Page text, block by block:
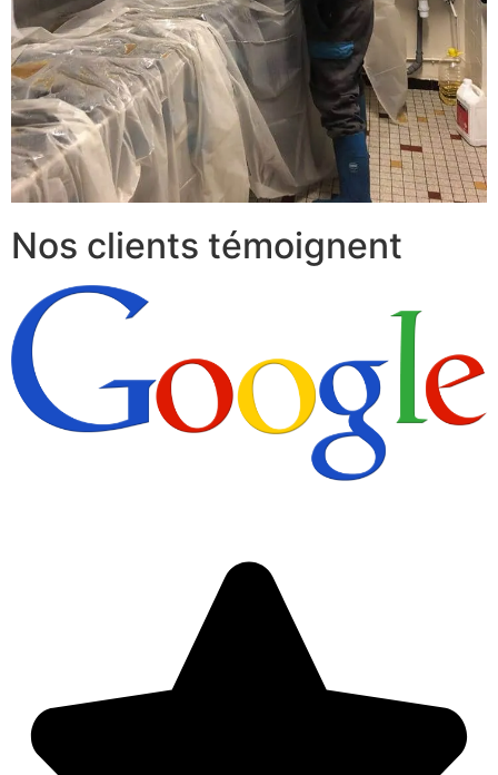
Nos clients témoignent